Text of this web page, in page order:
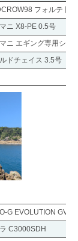
フォルテ 限
ニ X8-PE 0.5号
ニ エギング専用ショ
ドチェイス 3.5号
G EVOLUTION GVX
C3000SDH